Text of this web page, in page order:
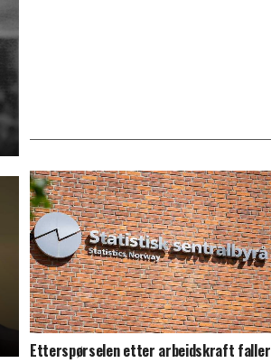
Etterspørselen etter arbeidskraft faller